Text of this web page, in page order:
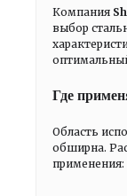
Компания
выбор
Где
Область
обширна.
применения: